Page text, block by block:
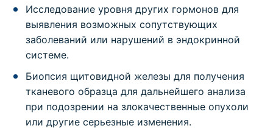
Исследование уровня других гормонов для
выявления возможных сопутствующих
заболеваний или нарушений в эндокринной
системе.
Биопсия щитовидной железы для получения
тканевого образца для дальнейшего анализа
при подозрении на злокачественные опухоли
или другие серьезные изменения.